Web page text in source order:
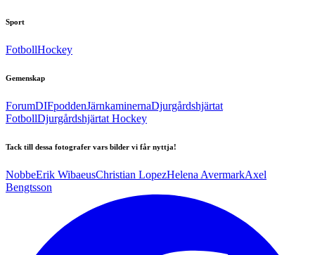
Sport
FotbollHockey
Gemenskap
ForumDIFpoddenJärnkaminernaDjurgårdshjärtat
FotbollDjurgårdshjärtat Hockey
Tack till dessa fotografer vars bilder vi får nyttja!
NobbeErik WibaeusChristian LopezHelena AvermarkAxel
Bengtsson